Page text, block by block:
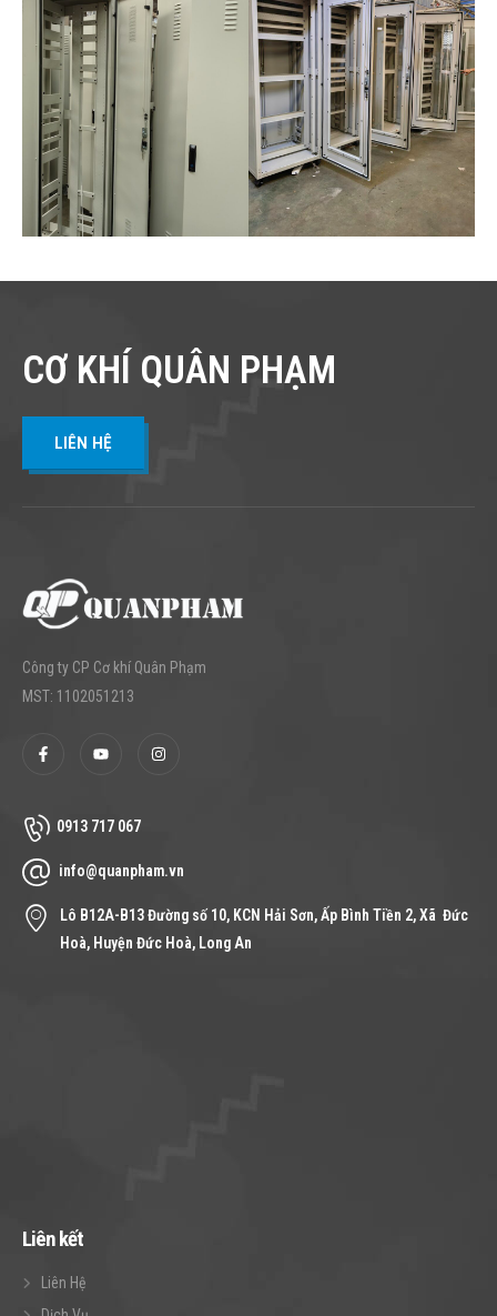
CƠ KHÍ QUÂN PHẠM
LIÊN HỆ
Công ty CP Cơ khí Quân Phạm
MST: 1102051213
0913 717 067
info@quanpham.vn
Lô B12A-B13 Đường số 10, KCN Hải Sơn, Ấp Bình Tiền 2, Xã Đức
Hoà, Huyện Đức Hoà, Long An
Liên kết
Liên Hệ